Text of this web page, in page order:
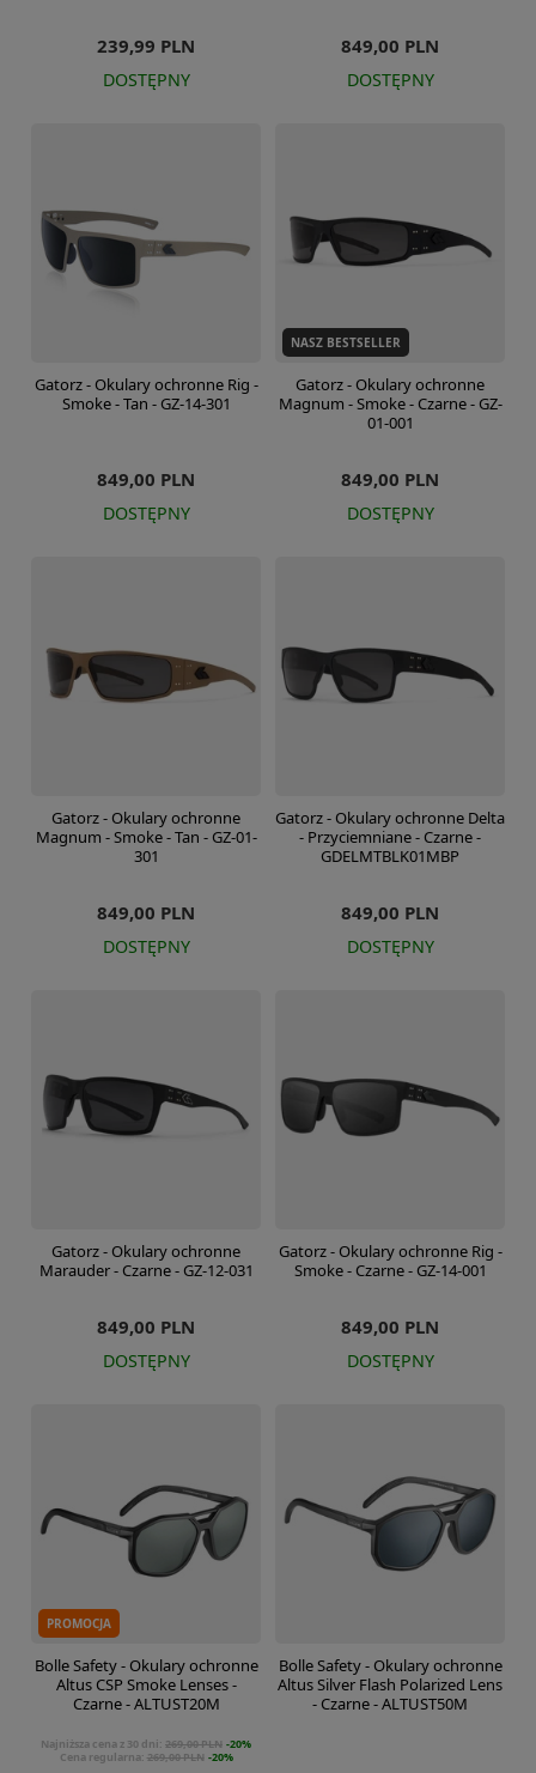
239,99 PLN
DOSTĘPNY
849,00 PLN
DOSTĘPNY
Gatorz - Okulary ochronne Rig -
Smoke - Tan - GZ-14-301
849,00 PLN
DOSTĘPNY
NASZ BESTSELLER
Gatorz - Okulary ochronne
Magnum - Smoke - Czarne - GZ-
01-001
849,00 PLN
DOSTĘPNY
Gatorz - Okulary ochronne
Magnum - Smoke - Tan - GZ-01-
301
849,00 PLN
DOSTĘPNY
Gatorz - Okulary ochronne Delta
- Przyciemniane - Czarne -
GDELMTBLK01MBP
849,00 PLN
DOSTĘPNY
Gatorz - Okulary ochronne
Marauder - Czarne - GZ-12-031
849,00 PLN
DOSTĘPNY
Gatorz - Okulary ochronne Rig -
Smoke - Czarne - GZ-14-001
849,00 PLN
DOSTĘPNY
PROMOCJA
Bolle Safety - Okulary ochronne
Altus CSP Smoke Lenses -
Czarne - ALTUST20M
Najniższa cena z 30 dni: 269,00 PLN -20%
Cena regularna: 269,00 PLN -20%
Bolle Safety - Okulary ochronne
Altus Silver Flash Polarized Lens
- Czarne - ALTUST50M